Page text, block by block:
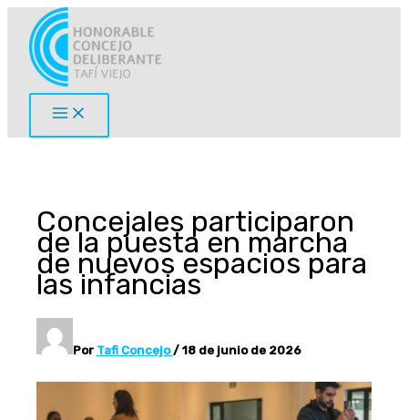
contenido
Concejales participaron
de la puesta en marcha
de nuevos espacios para
las infancias
Por Tafi Concejo / 18 de junio de 2026